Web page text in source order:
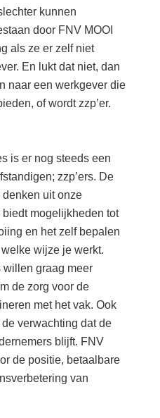
kunnen
door FNV MOOI
als ze er zelf niet
En lukt dat niet, dan
naar een werkgever die
of wordt zzp’er.
is er nog steeds een
zzp’ers. De
denken uit onze
mogelijkheden tot
en het zelf bepalen
wijze je werkt.
willen graag meer
de zorg voor de
met het vak. Ook
verwachting dat de
blijft. FNV
de positie, betaalbare
van